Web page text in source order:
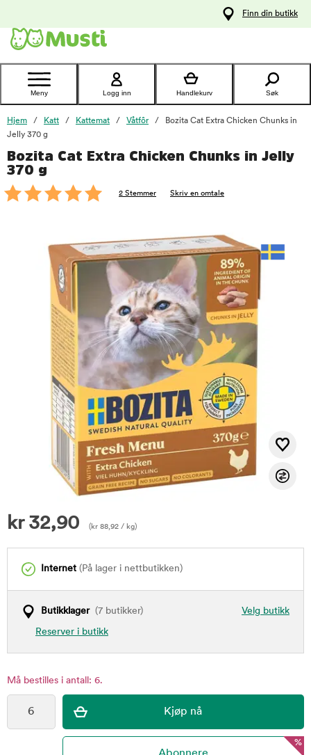
Kontakt
kundeservice
Finn din butikk
Meny Logg inn Handlekurv Søk
Hjem Katt Kattemat Våtfôr
Bozita Cat Extra Chicken Chunks in
Jelly 370 g
Bozita Cat Extra Chicken Chunks in Jelly
370 g
2 Stemmer Skriv en omtale
kr 32,90 ( kr 88,92 / kg)
Internet (På lager i nettbutikken)
Velg butikk
Butikklager(7 butikker)
Reserver i butikk
Må bestilles i antall: 6.
foo
%